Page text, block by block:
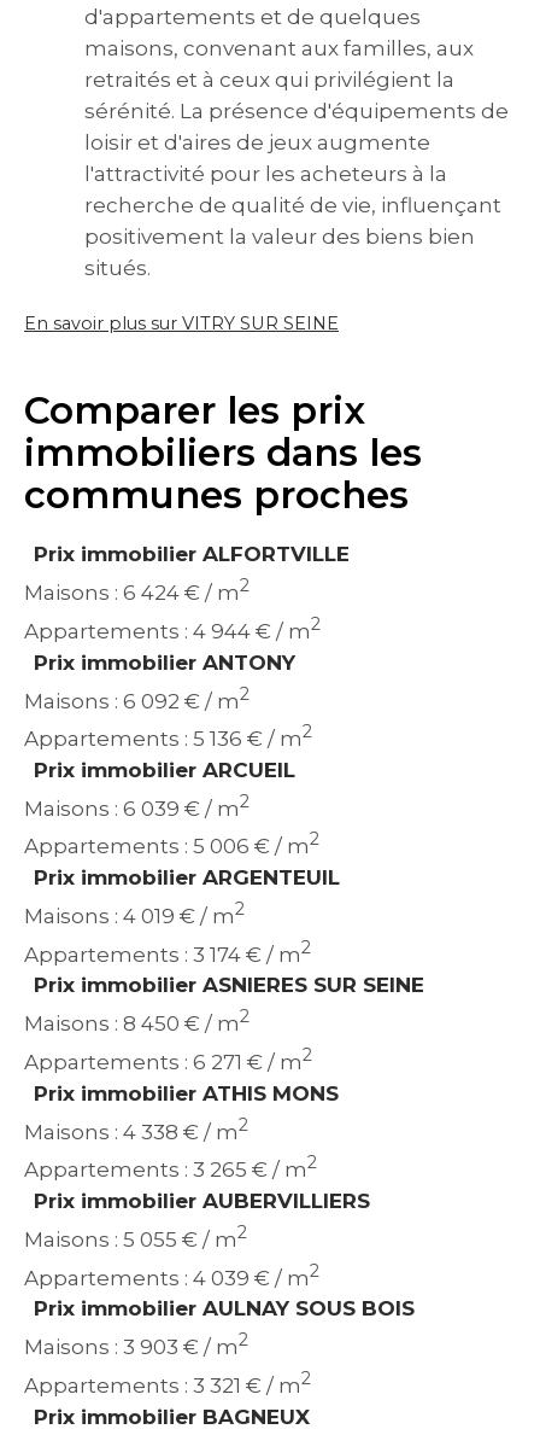
d'appartements et de quelques
maisons, convenant aux familles, aux
retraités et à ceux qui privilégient la
sérénité. La présence d'équipements de
loisir et d'aires de jeux augmente
l'attractivité pour les acheteurs à la
recherche de qualité de vie, influençant
positivement la valeur des biens bien
situés.
En savoir plus sur VITRY SUR SEINE
Comparer les prix
immobiliers dans les
communes proches
Prix immobilier ALFORTVILLE
Maisons : 6 424 € / m2
Appartements : 4 944 € / m2
Prix immobilier ANTONY
Maisons : 6 092 € / m2
Appartements : 5 136 € / m2
Prix immobilier ARCUEIL
Maisons : 6 039 € / m2
Appartements : 5 006 € / m2
Prix immobilier ARGENTEUIL
Maisons : 4 019 € / m2
Appartements : 3 174 € / m2
Prix immobilier ASNIERES SUR SEINE
Maisons : 8 450 € / m2
Appartements : 6 271 € / m2
Prix immobilier ATHIS MONS
Maisons : 4 338 € / m2
Appartements : 3 265 € / m2
Prix immobilier AUBERVILLIERS
Maisons : 5 055 € / m2
Appartements : 4 039 € / m2
Prix immobilier AULNAY SOUS BOIS
Maisons : 3 903 € / m2
Appartements : 3 321 € / m2
Prix immobilier BAGNEUX